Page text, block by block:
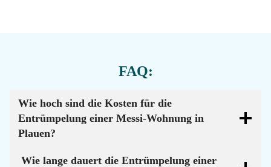
FAQ:
Wie hoch sind die Kosten für die
Entrümpelung einer Messi-Wohnung in
Plauen?
Wie lange dauert die Entrümpelung einer